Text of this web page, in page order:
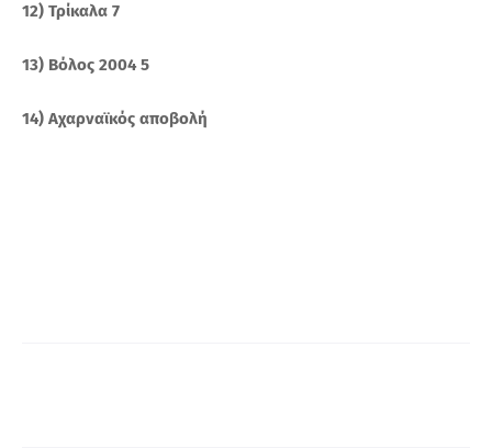
12) Τρίκαλα 7
13) Βόλος 2004 5
14) Αχαρναϊκός αποβολή